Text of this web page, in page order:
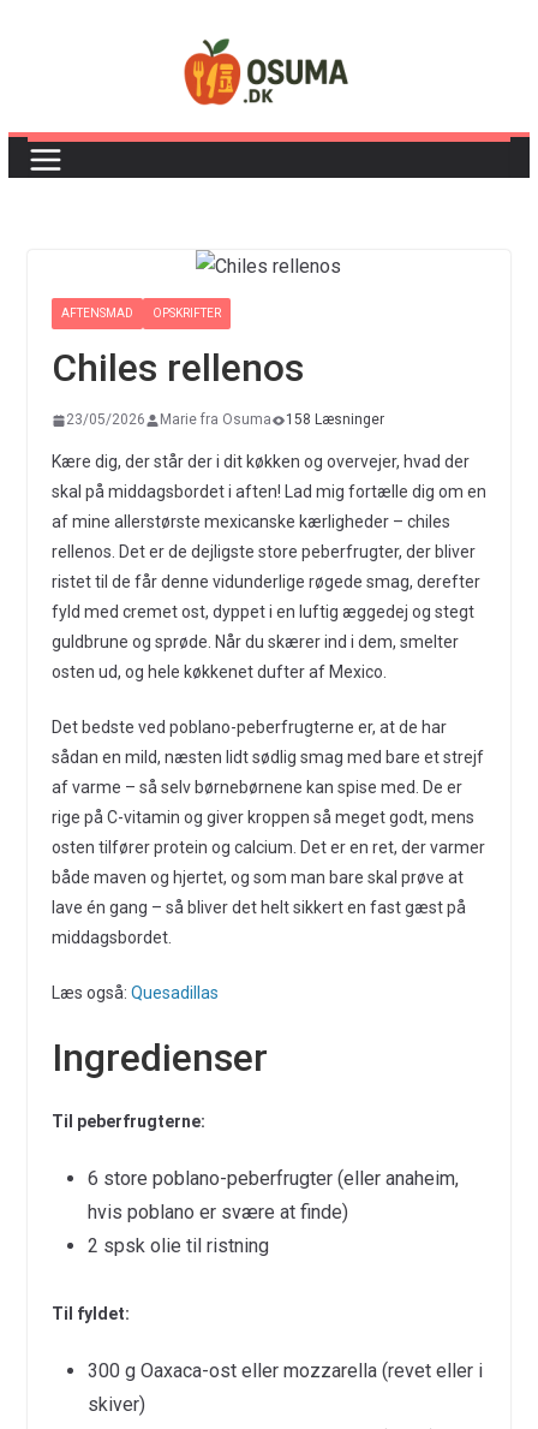
AFTENSMAD OPSKRIFTER
Chiles rellenos
23/05/2026 Marie fra Osuma 158 Læsninger
Kære dig, der står der i dit køkken og overvejer, hvad der
skal på middagsbordet i aften! Lad mig fortælle dig om en
af mine allerstørste mexicanske kærligheder – chiles
rellenos. Det er de dejligste store peberfrugter, der bliver
ristet til de får denne vidunderlige røgede smag, derefter
fyld med cremet ost, dyppet i en luftig æggedej og stegt
guldbrune og sprøde. Når du skærer ind i dem, smelter
osten ud, og hele køkkenet dufter af Mexico.
Det bedste ved poblano-peberfrugterne er, at de har
sådan en mild, næsten lidt sødlig smag med bare et strejf
af varme – så selv børnebørnene kan spise med. De er
rige på C-vitamin og giver kroppen så meget godt, mens
osten tilfører protein og calcium. Det er en ret, der varmer
både maven og hjertet, og som man bare skal prøve at
lave én gang – så bliver det helt sikkert en fast gæst på
middagsbordet.
Læs også: Quesadillas
Ingredienser
Til peberfrugterne:
6 store poblano-peberfrugter (eller anaheim,
hvis poblano er svære at finde)
2 spsk olie til ristning
Til fyldet:
300 g Oaxaca-ost eller mozzarella (revet eller i
skiver)